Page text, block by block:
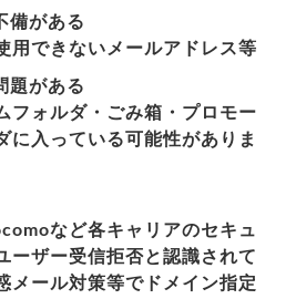
備がある
できないメールアドレス等
題がある
ォルダ・ごみ箱・プロモー
に入っている可能性がありま
など各キャリアのセキュ
ーザー受信拒否と認識されて
メール対策等でドメイン指定